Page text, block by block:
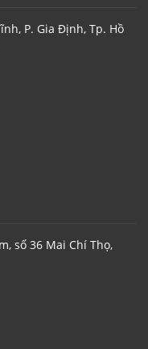
P. Gia Định, Tp. Hồ
số 36 Mai Chí Thọ,